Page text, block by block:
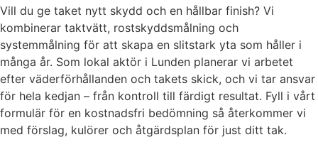
Vill du ge taket nytt skydd och en hållbar finish? Vi
kombinerar taktvätt, rostskyddsmålning och
systemmålning för att skapa en slitstark yta som håller i
många år. Som lokal aktör i Lunden planerar vi arbetet
efter väderförhållanden och takets skick, och vi tar ansvar
för hela kedjan – från kontroll till färdigt resultat. Fyll i vårt
formulär för en kostnadsfri bedömning så återkommer vi
med förslag, kulörer och åtgärdsplan för just ditt tak.